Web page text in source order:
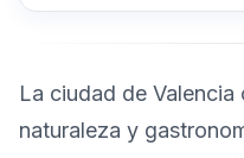
La ciudad de
naturaleza y